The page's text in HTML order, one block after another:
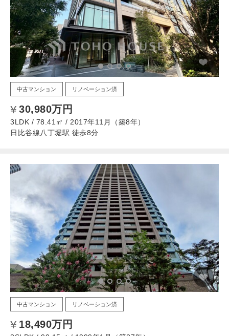
中古マンション リノベーション済
30,980万円
3LDK / 78.41㎡ / 2017年11月（築8年）
日比谷線八丁堀駅 徒歩8分
中古マンション リノベーション済
18,490万円